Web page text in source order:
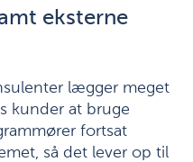
eksterne
lægger meget
kunder at bruge
fortsat
så det lever op til